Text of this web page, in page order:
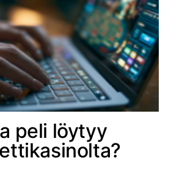
peli löytyy